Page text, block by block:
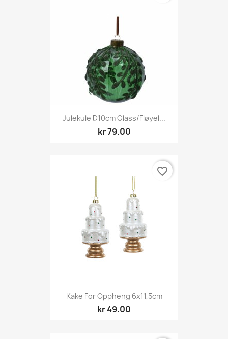
Julekule D10cm Glass/fløyel...
kr 79.00
Kake For Oppheng 6x11,5cm
kr 49.00
favorite_border